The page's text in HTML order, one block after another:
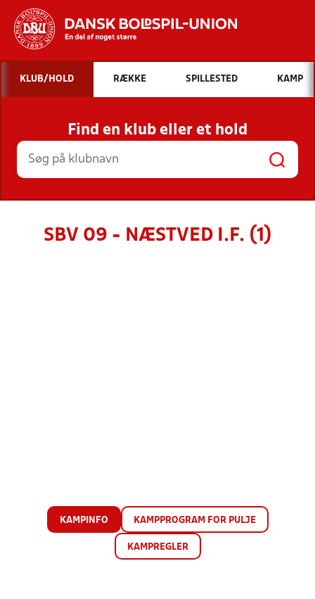
Hvad vil du søge efter?
INDHOLD OG NYHEDER
STILLINGER, RESULTATER, KLUBBER OG
HOLD
KLUB/HOLD RÆKKE SPILLESTED KAMP
Find en klub eller et hold
SBV 09 - NÆSTVED I.F. (1)
KAMPINFO KAMPPROGRAM FOR PULJE
KAMPREGLER